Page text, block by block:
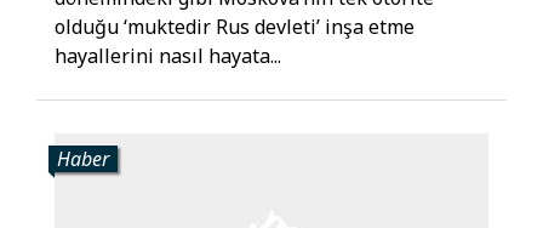
olduğu ‘muktedir Rus devleti’ inşa etme
hayallerini nasıl hayata...
Haber